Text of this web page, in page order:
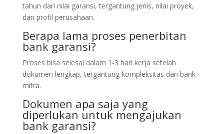
tahun dari nilai garansi, tergantung jenis, nilai proyek,
dan profil perusahaan.
Berapa lama proses penerbitan
bank garansi?
Proses bisa selesai dalam 1-3 hari kerja setelah
dokumen lengkap, tergantung kompleksitas dan bank
mitra.
Dokumen apa saja yang
diperlukan untuk mengajukan
bank garansi?